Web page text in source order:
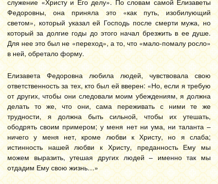
служение «Христу и Его делу». По словам самой Елизаветы
Федоровны, она приняла это «как путь, изобилующий
светом», который указал ей Господь после смерти мужа, но
который за долгие годы до этого начал брезжить в ее душе.
Для нее это был не «переход», а то, что «мало-помалу росло»
в ней, обретало форму.
Елизавета Федоровна любила людей, чувствовала свою
ответственность за тех, кто был ей вверен: «Но, если я требую
от других, чтобы они следовали моим убеждениям, я должна
делать то же, что они, сама переживать с ними те же
трудности, я должна быть сильной, чтобы их утешать,
ободрять своим примером; у меня нет ни ума, ни таланта –
ничего у меня нет, кроме любви к Христу, но я слаба;
истинность нашей любви к Христу, преданность Ему мы
можем выразить, утешая других людей – именно так мы
отдадим Ему свою жизнь…»